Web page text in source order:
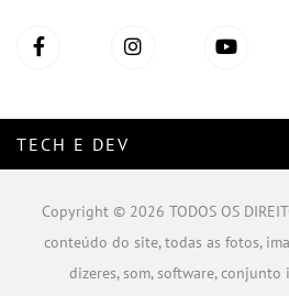
TECH E DEV
Copyright © 2026 TODOS OS
conteúdo do site, todas as fotos,
dizeres, som, software, conjunto